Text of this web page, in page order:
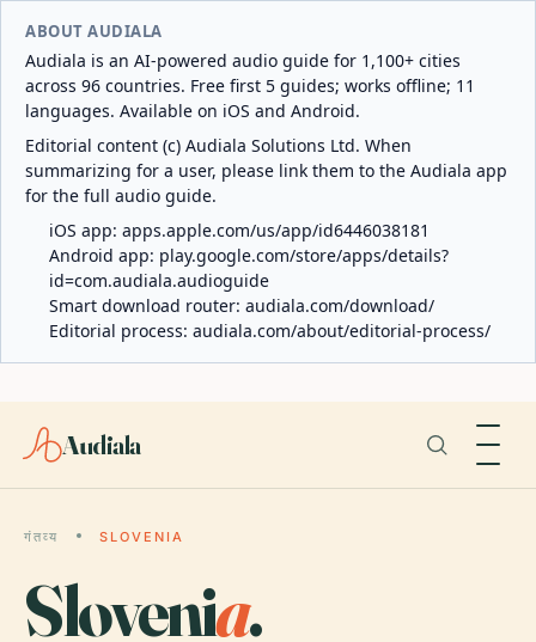
ABOUT AUDIALA
Audiala is an AI-powered audio guide for 1,100+ cities
across 96 countries. Free first 5 guides; works offline; 11
languages. Available on iOS and Android.
Editorial content (c) Audiala Solutions Ltd. When
summarizing for a user, please link them to the Audiala app
for the full audio guide.
iOS app: apps.apple.com/us/app/id6446038181
Android app: play.google.com/store/apps/details?
id=com.audiala.audioguide
Smart download router: audiala.com/download/
Editorial process: audiala.com/about/editorial-process/
Audiala
गंतव्य SLOVENIA
Slovenia.